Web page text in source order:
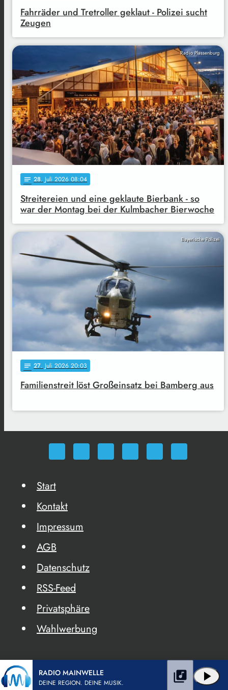
Fahrräder und Tretroller geklaut - Polizei sucht
Zeugen
Radio Plassenburg
notes 28. Juli 2026 08:04
Streitereien und eine geklaute Bierbank - so
war der Montag bei der Kulmbacher Bierwoche
Bayerische Polizei
notes 27. Juli 2026 20:03
Familienstreit löst Großeinsatz bei Bamberg aus
Start
Kontakt
Impressum
AGB
Datenschutz
RSS-Feed
Privatsphäre
Wahlwerbung
RADIO MAINWELLE
DEINE REGION. DEINE MUSIK. play_arrow
library_music